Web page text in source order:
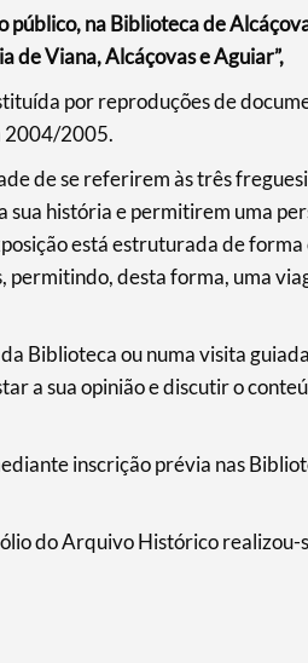
na Biblioteca de
de Viana, Alcáçovas e Aguiar”,
por reproduções de
2004/2005.
de se referirem às três
sua história e permitirem uma
está estruturada de
permitindo, desta forma, uma
Biblioteca ou numa visita
a sua opinião e discutir o
inscrição prévia nas
do Arquivo Histórico realizou-